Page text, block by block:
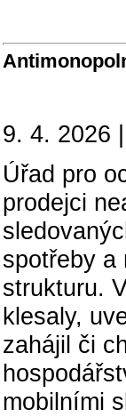
9. 4. 2026
Úřad pro
prodejci
spotřeby a
strukturu.
klesaly,
zahájil či
mobilními